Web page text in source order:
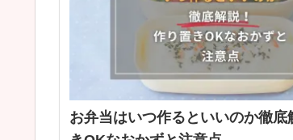
お弁当はいつ作るといいのか徹底